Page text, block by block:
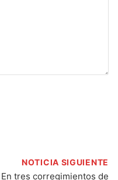
NOTICIA SIGUIENTE
En tres corregimientos de